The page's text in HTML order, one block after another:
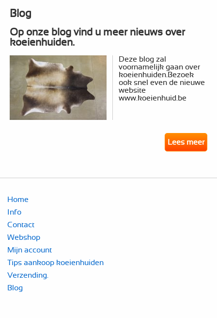
Blog
Op onze blog vind u meer nieuws over
koeienhuiden.
Deze blog zal
voornamelijk gaan over
koeienhuiden.Bezoek
ook snel even de nieuwe
website
www.koeienhuid.be
Lees meer
Home
Info
Contact
Webshop
Mijn account
Tips aankoop koeienhuiden
Verzending.
Blog